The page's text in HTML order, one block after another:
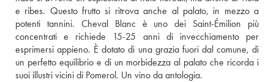
e ribes. Questo frutto si ritrova anche al palato, in mezzo a
potenti tannini. Cheval Blanc è uno dei Saint-Émilion più
concentrati e richiede 15-25 anni di invecchiamento per
esprimersi appieno. È dotato di una grazia fuori dal comune, di
un perfetto equilibrio e di un morbidezza al palato che ricorda i
suoi illustri vicini di Pomerol. Un vino da antologia.